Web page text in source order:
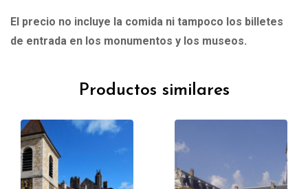
El precio no incluye la comida ni tampoco los billetes
de entrada en los monumentos y los museos.
Productos similares